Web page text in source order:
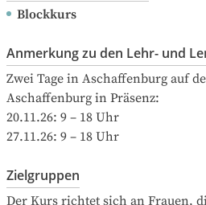
Blockkurs
Anmerkung zu den Lehr- und
Zwei Tage in Aschaffenburg auf
Aschaffenburg in Präsenz:
20.11.26: 9 – 18 Uhr
27.11.26: 9 – 18 Uhr
Zielgruppen
Der Kurs richtet sich an Frauen,